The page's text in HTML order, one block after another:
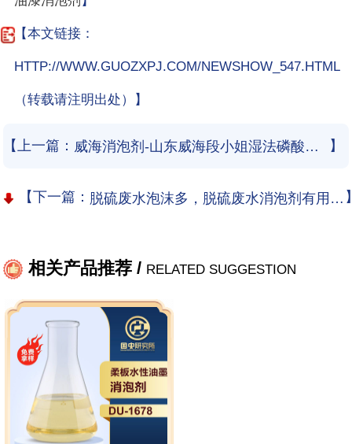
【本文链接：
HTTP://WWW.GUOZXPJ.COM/NEWSHOW_547.HTML
（转载请注明出处）】
【上一篇： 威海消泡剂-山东威海段小姐湿法磷酸消泡剂使用和应用案例 】
【下一篇： 脱硫废水泡沫多，脱硫废水消泡剂有用吗？
相关产品推荐 / RELATED SUGGESTION